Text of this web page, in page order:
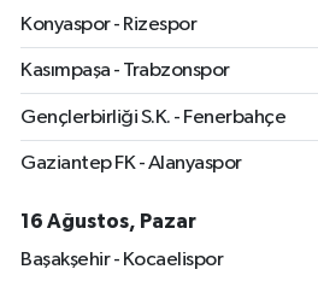
Konyaspor - Rizespor
Kasımpaşa - Trabzonspor
Gençlerbirliği S.K. - Fenerbahçe
Gaziantep FK - Alanyaspor
16 Ağustos, Pazar
Başakşehir - Kocaelispor